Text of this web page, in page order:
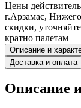
Цены
г.Арзамас,
скидки,
кратно палетам
Описание и
Доставка и оплата
Описание